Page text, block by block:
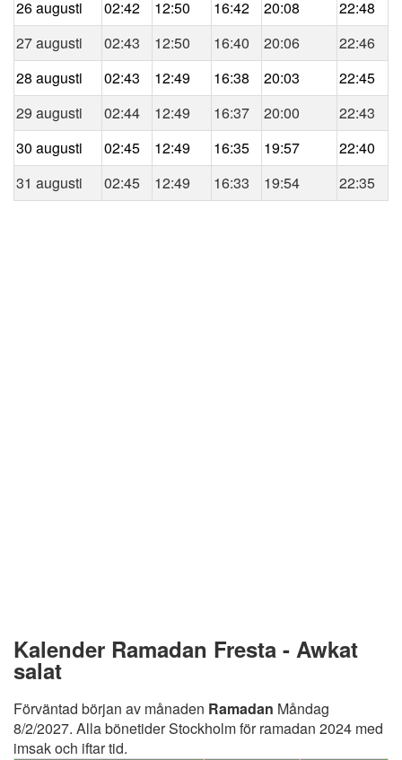
26 augusti 02:42 12:50 16:42 20:08
22:48
27 augusti
02:43 12:50 16:40 20:06
22:46
28 augusti
02:43 12:49 16:38 20:03
22:45
29 augusti
02:44 12:49 16:37 20:00
22:43
30 augusti
02:45 12:49 16:35 19:57
22:40
31 augusti
02:45 12:49 16:33 19:54 22:35
Kalender Ramadan Fresta - Awkat
salat
Förväntad början av månaden Ramadan Måndag
8/2/2027. Alla bönetider Stockholm för ramadan 2024 med
imsak och iftar tid.